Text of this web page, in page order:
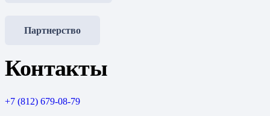
Партнерство
Контакты
+7 (812) 679-08-79